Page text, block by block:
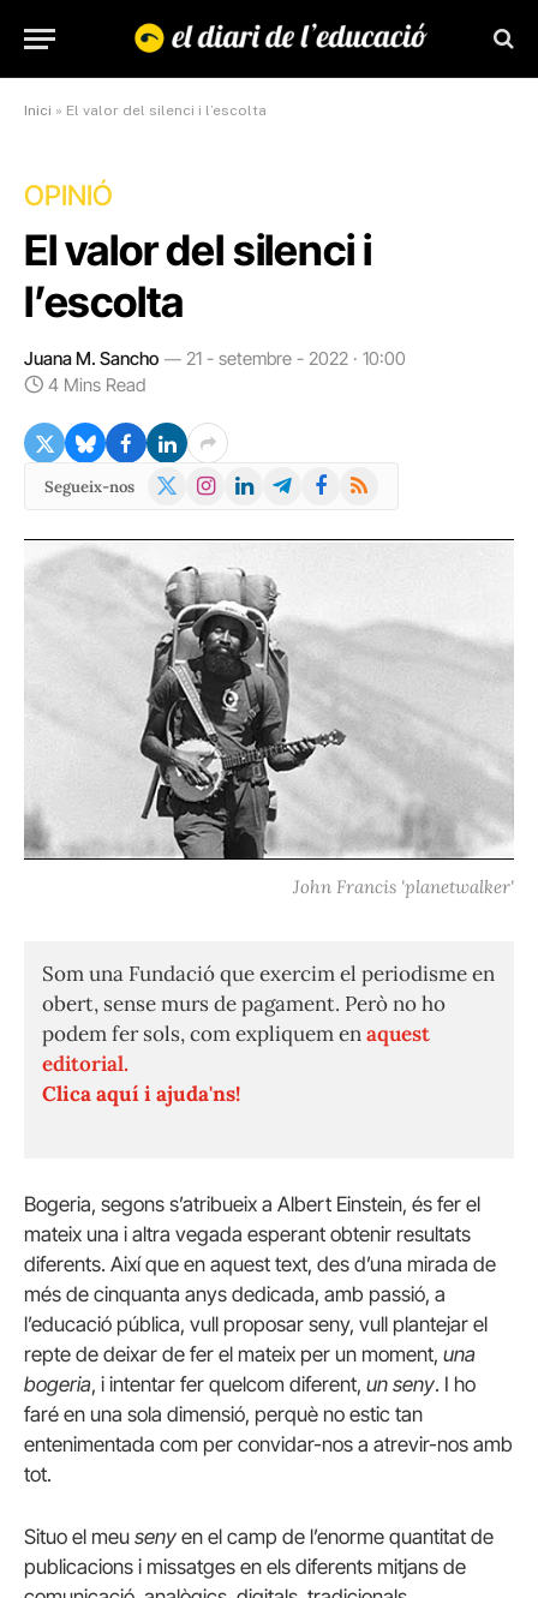
Inici » El valor del silenci i l’escolta
OPINIÓ
El valor del silenci i
l’escolta
Juana M. Sancho
21 - setembre - 2022 · 10:00
4 Mins Read
Segueix-nos
X
Instagram
LinkedInTelegramFacebook
RSS
John Francis 'planetwalker'
Som una Fundació que exercim el periodisme en
obert, sense murs de pagament. Però no ho
podem fer sols, com expliquem enaquest
editorial.
Clica aquí i ajuda'ns!
Bogeria, segons s’atribueix a Albert Einstein, és fer el
mateix una i altra vegada esperant obtenir resultats
diferents. Així que en aquest text, des d’una mirada de
més de cinquanta anys dedicada, amb passió, a
l’educació pública, vull proposar seny, vull plantejar el
repte de deixar de fer el mateix per un moment, una
bogeria, i intentar fer quelcom diferent, un seny. I ho
faré en una sola dimensió, perquè no estic tan
entenimentada com per convidar-nos a atrevir-nos amb
tot.
Situo el meu seny en el camp de l’enorme quantitat de
publicacions i missatges en els diferents mitjans de